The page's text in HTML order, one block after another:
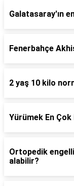
Galatasaray'ın
Fenerbahçe
2 yaş 10 kilo
Yürümek En Çok
Ortopedik
alabilir?